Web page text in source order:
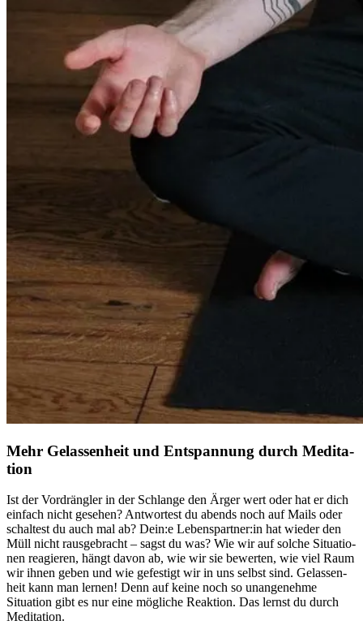
Mehr Gelas­sen­heit und Ent­span­nung durch Medi­ta­
tion
Ist der Vor­dräng­ler in der Schlange den Ärger wert oder hat er dich
ein­fach nicht gese­hen? Ant­wor­test du abends noch auf Mails oder
schal­test du auch mal ab? Dein:e Lebenspartner:in hat wieder den
Müll nicht rausgebracht – sagst du was? Wie wir auf solche Situa­tio­
nen reagie­ren, hängt davon ab, wie wir sie bewer­ten, wie viel Raum
wir ihnen geben und wie gefes­tigt wir in uns selbst sind. Gelas­sen­
heit kann man lernen! Denn auf keine noch so unangenehme
Situation gibt es nur eine mögliche Reaktion. Das lernst du durch
Meditation.